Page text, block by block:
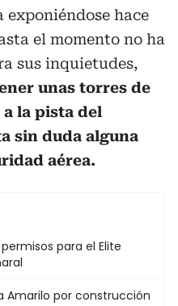
exponiéndose hace
el momento no ha
sus inquietudes,
unas torres de
la pista del
sin duda alguna
aérea.
para el Elite
Amarilo por construcción